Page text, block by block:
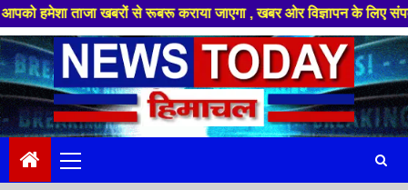
खबरों से रूबरू कराया जाएगा , खबर ओर विज्ञापन के लिए संपर्क करे
Skip
to
content
Menu